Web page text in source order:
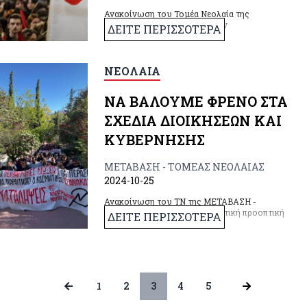
Ανακοίνωση του Τομέα Νεολαία της
ΜΕΤΑΒΑΣΗ-οργάνωση για την
κομμουνιστική προοπτική
ΔΕΙΤΕ ΠΕΡΙΣΣΟΤΕΡΑ
ΝΕΟΛΑΙΑ
ΝΑ ΒΑΛΟΥΜΕ ΦΡΕΝΟ ΣΤΑ
ΣΧΕΔΙΑ ΔΙΟΙΚΗΣΕΩΝ ΚΑΙ
ΚΥΒΕΡΝΗΣΗΣ
ΜΕΤΑΒΑΣΗ - ΤΟΜΕΑΣ ΝΕΟΛΑΙΑΣ
2024-10-25
Ανακοίνωση του ΤΝ της ΜΕΤΑΒΑΣΗ -
οργάνωση για την κομμουνιστική προοπτική
ΔΕΙΤΕ ΠΕΡΙΣΣΟΤΕΡΑ
1 2 3 4 5